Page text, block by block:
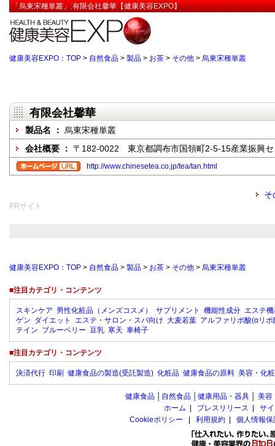
「烏東宋種単叢」:有限会社馨華【健康美容EXPO】
健康美容EXPO：TOP > 自然食品 > 製品 > お茶 > その他 > 烏東宋種単叢
有限会社馨華
製品名 ： 烏東宋種単叢
会社概要 ： 〒182-0022 東京都調布市国領町2-5-15産業振興セ
http://www.chinesetea.co.jp/tea/tan.html
そ
PRサイト
健康美容EXPO：TOP > 自然食品 > 製品 > お茶 > その他 > 烏東宋種単叢
■注目カテゴリ・コンテンツ
スキンケア 男性化粧品（メンズコスメ） サプリメント 機能性成分 エステ
ゲン ダイエット エステ・サロン・スパ向け 大麦若葉 アルファリポ酸(αリポ
テイン ブルーベリー 豆乳 寒天 車椅子
■注目カテゴリ・コンテンツ
決済代行 印刷 健康食品の製造(受託製造) 化粧品 健康食品の原料 美容・化
健康食品 自然食品 健康用品・器具 美容
ホーム
プレスリリース
サ
Cookieポリシー
利用規約 個人情報